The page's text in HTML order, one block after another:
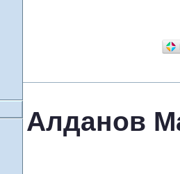
Алданов